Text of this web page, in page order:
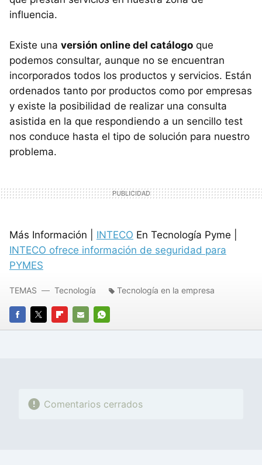
influencia.
Existe una versión online del catálogo que
podemos consultar, aunque no se encuentran
incorporados todos los productos y servicios. Están
ordenados tanto por productos como por empresas
y existe la posibilidad de realizar una consulta
asistida en la que respondiendo a un sencillo test
nos conduce hasta el tipo de solución para nuestro
problema.
Más Información | INTECO En Tecnología Pyme |
INTECO ofrece información de seguridad para
PYMES
FACEBOOK
TWITTERFLIPBOARD
E-
WHATSAPP
TEMAS Tecnología Tecnología en la empresa
Comentarios cerrados